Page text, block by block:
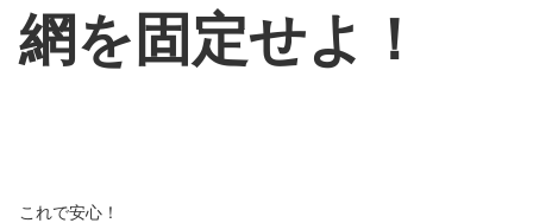
網を固定せよ！
これで安心！